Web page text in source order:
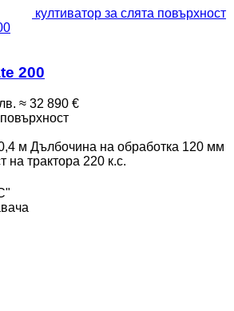
култиватор за слята повърхност
200
≈ 32 890 €
м Дълбочина на обработка 120 мм
на трактора 220 к.с.